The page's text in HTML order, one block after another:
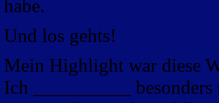
habe.
Und los gehts!
Mein Highlight war diese
Ich __________